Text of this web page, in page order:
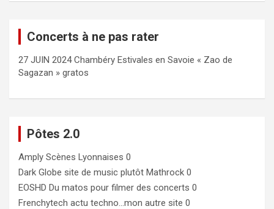
Concerts à ne pas rater
27 JUIN 2024 Chambéry Estivales en Savoie « Zao de
Sagazan » gratos
Pôtes 2.0
Amply Scènes Lyonnaises 0
Dark Globe site de music plutôt Mathrock 0
EOSHD Du matos pour filmer des concerts 0
Frenchytech actu techno…mon autre site 0